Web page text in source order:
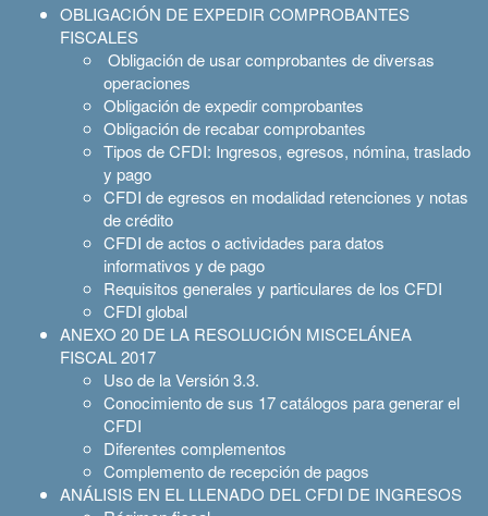
OBLIGACIÓN DE EXPEDIR COMPROBANTES
FISCALES
Obligación de usar comprobantes de diversas
operaciones
Obligación de expedir comprobantes
Obligación de recabar comprobantes
Tipos de CFDI: Ingresos, egresos, nómina, traslado
y pago
CFDI de egresos en modalidad retenciones y notas
de crédito
CFDI de actos o actividades para datos
informativos y de pago
Requisitos generales y particulares de los CFDI
CFDI global
ANEXO 20 DE LA RESOLUCIÓN MISCELÁNEA
FISCAL 2017
Uso de la Versión 3.3.
Conocimiento de sus 17 catálogos para generar el
CFDI
Diferentes complementos
Complemento de recepción de pagos
ANÁLISIS EN EL LLENADO DEL CFDI DE INGRESOS